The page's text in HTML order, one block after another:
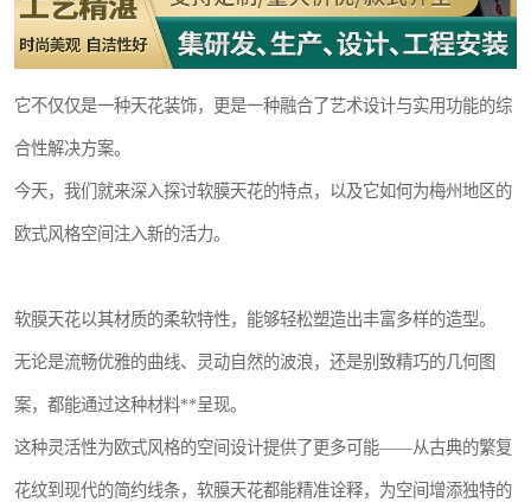
它不仅仅是一种天花装饰，更是一种融合了艺术设计与实用功能的综
合性解决方案。
今天，我们就来深入探讨软膜天花的特点，以及它如何为梅州地区的
欧式风格空间注入新的活力。
软膜天花以其材质的柔软特性，能够轻松塑造出丰富多样的造型。
无论是流畅优雅的曲线、灵动自然的波浪，还是别致精巧的几何图
案，都能通过这种材料**呈现。
这种灵活性为欧式风格的空间设计提供了更多可能——从古典的繁复
花纹到现代的简约线条，软膜天花都能精准诠释，为空间增添独特的